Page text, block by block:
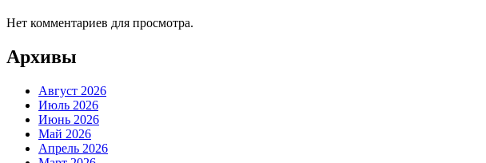
Нет комментариев для просмотра.
Архивы
Август 2026
Июль 2026
Июнь 2026
Май 2026
Апрель 2026